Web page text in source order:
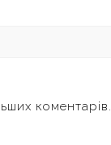
коментарів.